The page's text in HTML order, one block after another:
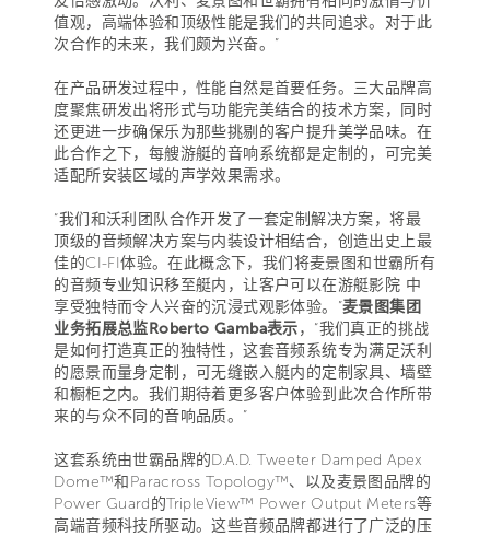
值观，高端体验和顶级性能是我们的共同追求。对于此
次合作的未来，我们颇为兴奋。”
在产品研发过程中，性能自然是首要任务。三大品牌高
度聚焦研发出将形式与功能完美结合的技术方案，同时
还更进一步确保乐为那些挑剔的客户提升美学品味。在
此合作之下，每艘游艇的音响系统都是定制的，可完美
适配所安装区域的声学效果需求。
“我们和沃利团队合作开发了一套定制解决方案，将最
顶级的音频解决方案与内装设计相结合，创造出史上最
佳的CI-FI体验。在此概念下，我们将麦景图和世霸所有
的音频专业知识移至艇内，让客户可以在游艇影院 中
享受独特而令人兴奋的沉浸式观影体验。”麦景图集团
业务拓展总监Roberto Gamba表示，“我们真正的挑战
是如何打造真正的独特性，这套音频系统专为满足沃利
的愿景而量身定制，可无缝嵌入艇内的定制家具、墙壁
和橱柜之内。我们期待着更多客户体验到此次合作所带
来的与众不同的音响品质。”
这套系统由世霸品牌的D.A.D. Tweeter Damped Apex
Dome™和Paracross Topology™、以及麦景图品牌的
Power Guard的TripleView™ Power Output Meters等
高端音频科技所驱动。这些音频品牌都进行了广泛的压